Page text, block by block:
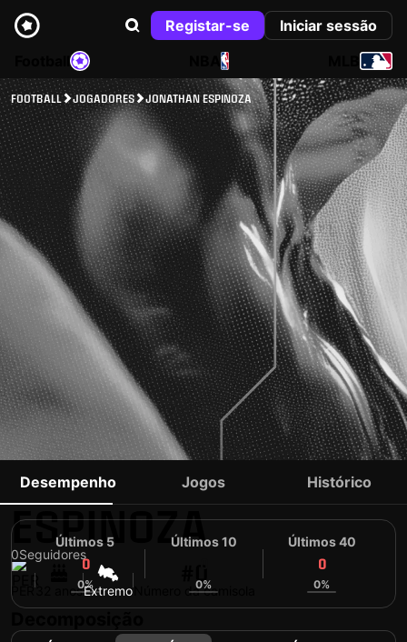
Registar-se
Iniciar sessão
NBA
FOOTBALL JOGADORES JONATHAN ESPINOZA
JONATHAN
ESPINOZA
0Seguidores
32 anosExtremo Número da camisola
Desempenho Jogos Histórico
Últimos 5
0
0%
Últimos 10
0%
Últimos 40
0
0%